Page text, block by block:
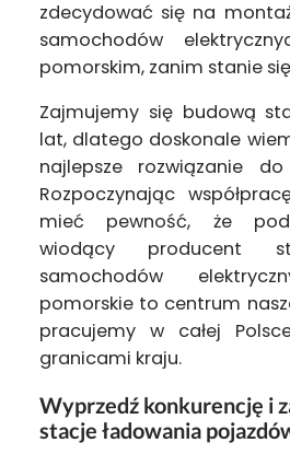
zdecydować się na
samochodów
pomorskim, zanim stanie
Zajmujemy się budową
lat, dlatego doskonale
najlepsze rozwiązanie
Rozpoczynając
mieć pewność, że
wiodący producent
samochodów
pomorskie to centrum
pracujemy w całej
granicami kraju.
Wyprzedź konkurencję i
stacje ładowania